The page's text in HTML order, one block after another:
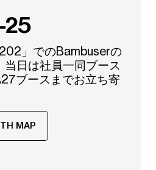
25
」でのBambuserの
当日は社員一同ブース
ブースまでお立ち寄
MAP